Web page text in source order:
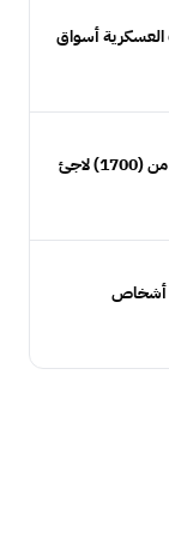
أسواق
السلطات السودانية تعلن استقبال أكثر من (1700) لاجئ
مسلحة تقتل امرأة وتصيب (5) أشخاص